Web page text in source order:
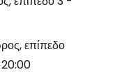
επίπεδο